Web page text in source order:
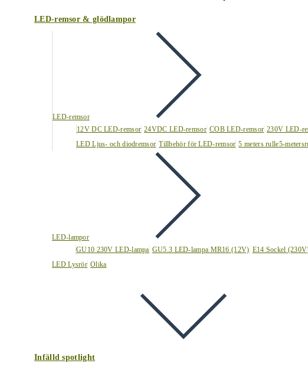
LED-remsor & glödlampor
LED-remsor
12V DC LED-remsor 24VDC LED-remsor COB LED-remsor 230V LED-
LED Ljus- och diodremsor Tillbehör för LED-remsor 5 meters rulle5-
LED-lampor
GU10 230V LED-lampa GU5.3 LED-lampa MR16 (12V) E14 Sockel
LED Lysrör Olika
Infälld spotlight